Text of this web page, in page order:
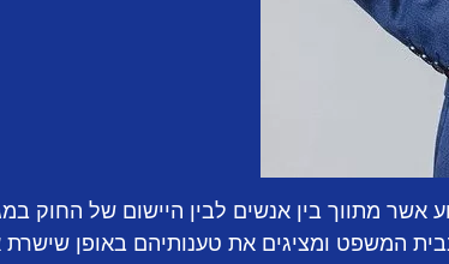
מתווך בין אנשים לבין היישום של החוק
המשפט ומציגים את טענותיהם באופן